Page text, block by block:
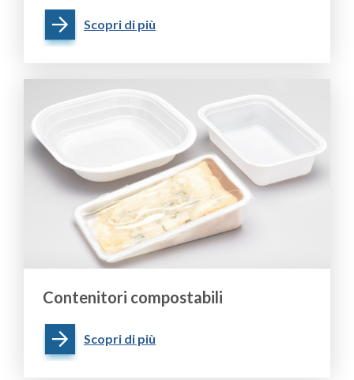
Scopri di più
Contenitori compostabili
Scopri di più